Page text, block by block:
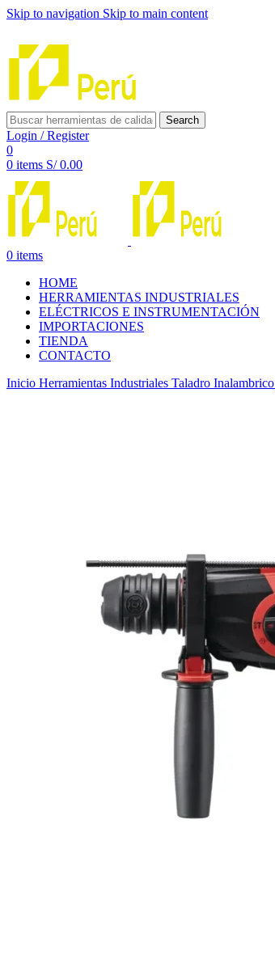
Skip to navigation Skip to main content
Search
Login / Register
0
0 items S/0.00
0 items
HOME
HERRAMIENTAS INDUSTRIALES
ELÉCTRICOS E INSTRUMENTACIÓN
IMPORTACIONES
TIENDA
CONTACTO
Inicio Herramientas Industriales Taladro Inalambrico